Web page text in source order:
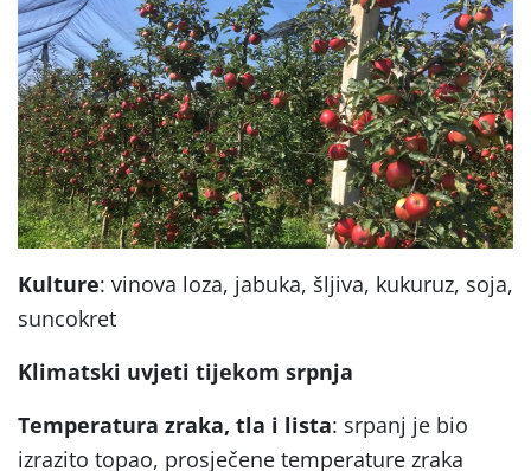
Kulture: vinova loza, jabuka, šljiva, kukuruz, soja,
suncokret
Klimatski uvjeti tijekom srpnja
Temperatura zraka, tla i lista: srpanj je bio
izrazito topao, prosječene temperature zraka